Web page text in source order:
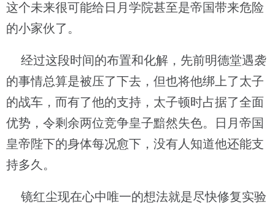
这个未来很可能给日月学院甚至是帝国带来危险
的小家伙了。
经过这段时间的布置和化解，先前明德堂遇袭
的事情总算是被压了下去，但也将他绑上了太子
的战车，而有了他的支持，太子顿时占据了全面
优势，令剩余两位竞争皇子黯然失色。日月帝国
皇帝陛下的身体每况愈下，没有人知道他还能支
持多久。
镜红尘现在心中唯一的想法就是尽快修复实验